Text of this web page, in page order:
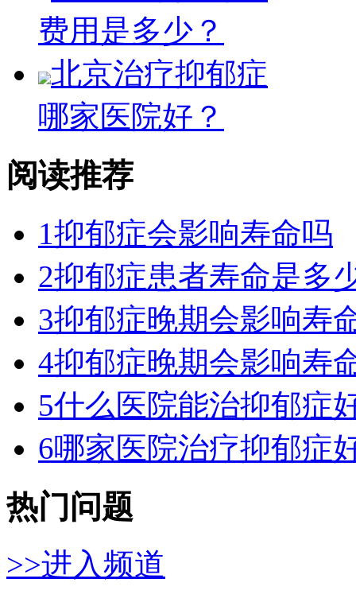
费用是多少？
北京治疗抑郁症
哪家医院好？
阅读推荐
1抑郁症会影响寿命吗
2抑郁症患者寿命是多
3抑郁症晚期会影响寿
4抑郁症晚期会影响寿
5什么医院能治抑郁症
6哪家医院治疗抑郁症
热门问题
>>进入频道